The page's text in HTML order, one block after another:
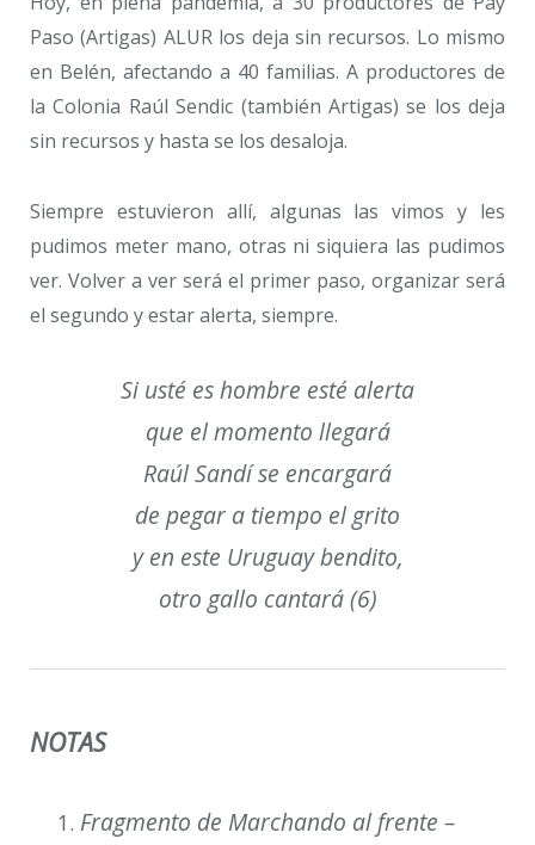
Paso (Artigas) ALUR los deja sin recursos. Lo mismo
en Belén, afectando a 40 familias. A productores de
la Colonia Raúl Sendic (también Artigas) se los deja
sin recursos y hasta se los desaloja.
Siempre estuvieron allí, algunas las vimos y les
pudimos meter mano, otras ni siquiera las pudimos
ver. Volver a ver será el primer paso, organizar será
el segundo y estar alerta, siempre.
Si usté es hombre esté alerta
que el momento llegará
Raúl Sandí se encargará
de pegar a tiempo el grito
y en este Uruguay bendito,
otro gallo cantará(6)
NOTAS
Fragmento de Marchando al frente –